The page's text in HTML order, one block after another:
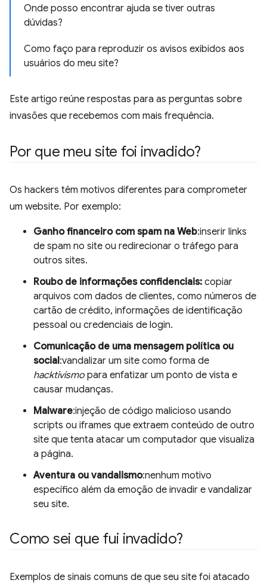
Onde posso encontrar ajuda se tiver outras
dúvidas?
Como faço para reproduzir os avisos exibidos aos
usuários do meu site?
Este artigo reúne respostas para as perguntas sobre
invasões que recebemos com mais frequência.
Por que meu site foi invadido?
Os hackers têm motivos diferentes para comprometer
um website. Por exemplo:
Ganho financeiro com spam na Web:inserir links
de spam no site ou redirecionar o tráfego para
outros sites.
Roubo de informações confidenciais: copiar
arquivos com dados de clientes, como números de
cartão de crédito, informações de identificação
pessoal ou credenciais de login.
Comunicação de uma mensagem política ou
social:vandalizar um site como forma de
hacktivismo para enfatizar um ponto de vista e
causar mudanças.
Malware:injeção de código malicioso usando
scripts ou iframes que extraem conteúdo de outro
site que tenta atacar um computador que visualiza
a página.
Aventura ou vandalismo:nenhum motivo
específico além da emoção de invadir e vandalizar
seu site.
Como sei que fui invadido?
Exemplos de sinais comuns de que seu site foi atacado